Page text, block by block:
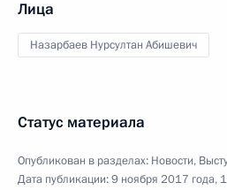
Лица
Назарбаев Нурсултан Абишевич
Статус материала
Опубликован в разделах: Новости,
Дата публикации:9 ноября 2017 года,